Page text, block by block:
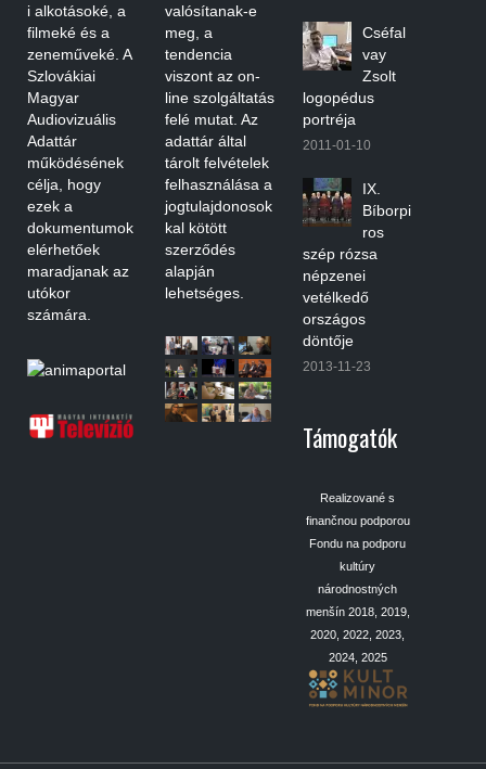
i alkotásoké, a
filmeké és a
zeneműveké. A
Szlovákiai
Magyar
Audiovizuális
Adattár
működésének
célja, hogy
ezek a
dokumentumok
elérhetőek
maradjanak az
utókor
számára.
valósítanak-e
meg, a
tendencia
viszont az on-
line szolgáltatás
felé mutat. Az
adattár által
tárolt felvételek
felhasználása a
jogtulajdonosok
kal kötött
szerződés
alapján
lehetséges.
Cséfal
vay
Zsolt
logopédus
portréja
2011-01-10
IX.
Bíborpi
ros
szép rózsa
népzenei
vetélkedő
országos
döntője
2013-11-23
Támogatók
Realizované s
finančnou podporou
Fondu na podporu
kultúry
národnostných
menšín 2018, 2019,
2020, 2022, 2023,
2024, 2025